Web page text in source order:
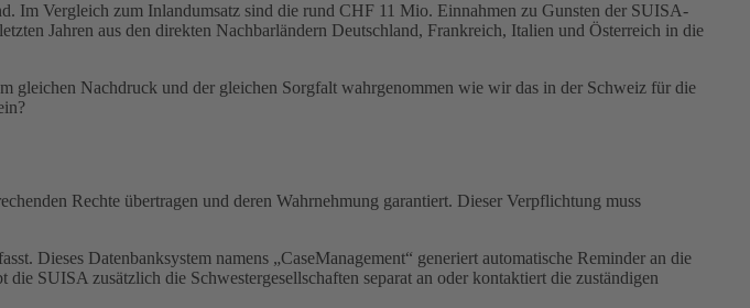
Im Vergleich zum Inlandumsatz sind die rund CHF 11 Mio. Einnahmen zu Gunsten der SUISA-
Jahren aus den direkten Nachbarländern Deutschland, Frankreich, Italien und Österreich in die
Nachdruck und der gleichen Sorgfalt wahrgenommen wie wir das in der Schweiz für die
Rechte übertragen und deren Wahrnehmung garantiert. Dieser Verpflichtung muss
Dieses Datenbanksystem namens „CaseManagement“ generiert automatische Reminder an die
SUISA zusätzlich die Schwestergesellschaften separat an oder kontaktiert die zuständigen